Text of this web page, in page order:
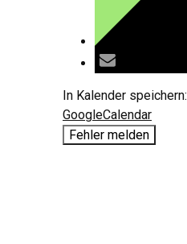
In Kalender speichern:
GoogleCalendar
Fehler melden